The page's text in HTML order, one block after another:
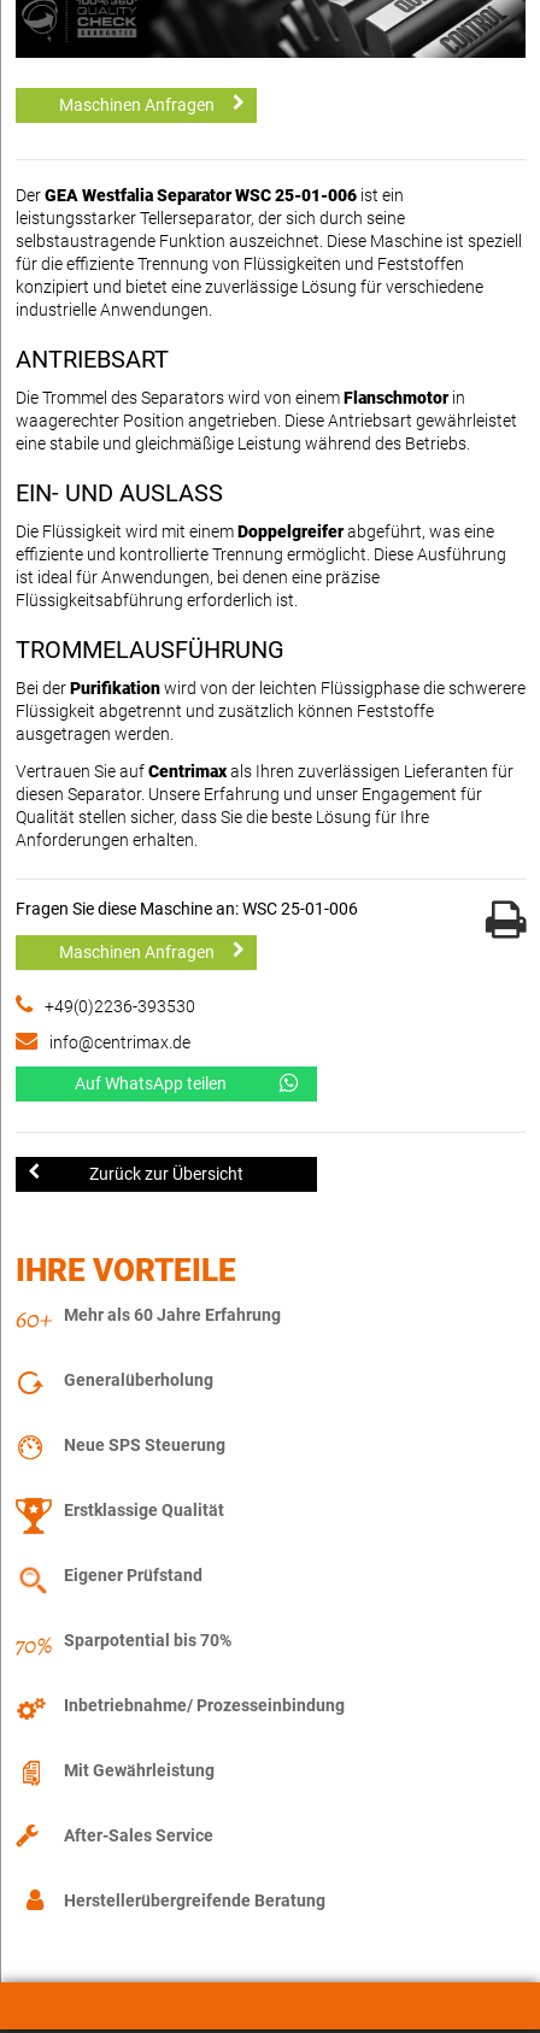
Maschinen Anfragen
DerGEA Westfalia Separator WSC 25-01-006 ist ein
leistungsstarker Tellerseparator, der sich durch seine
selbstaustragende Funktion auszeichnet. Diese Maschine ist speziell
für die effiziente Trennung von Flüssigkeiten und Feststoffen
konzipiert und bietet eine zuverlässige Lösung für verschiedene
industrielle Anwendungen.
ANTRIEBSART
Die Trommel des Separators wird von einemFlanschmotorin
waagerechter Position angetrieben. Diese Antriebsart gewährleistet
eine stabile und gleichmäßige Leistung während des Betriebs.
EIN- UND AUSLASS
Die Flüssigkeit wird mit einemDoppelgreiferabgeführt, was eine
effiziente und kontrollierte Trennung ermöglicht. Diese Ausführung
ist ideal für Anwendungen, bei denen eine präzise
Flüssigkeitsabführung erforderlich ist.
TROMMELAUSFÜHRUNG
Bei derPurifikationwird von der leichten Flüssigphase die schwerere
Flüssigkeit abgetrennt und zusätzlich können Feststoffe
ausgetragen werden.
Vertrauen Sie aufCentrimaxals Ihren zuverlässigen Lieferanten für
diesen Separator. Unsere Erfahrung und unser Engagement für
Qualität stellen sicher, dass Sie die beste Lösung für Ihre
Anforderungen erhalten.
Fragen Sie diese Maschine an: WSC 25-01-006
Maschinen Anfragen
+49(0)2236-393530
info@centrimax.de
Auf WhatsApp teilen
Zurück zur Übersicht
IHRE VORTEILE
Mehr als 60 Jahre Erfahrung
Generalüberholung
Neue SPS Steuerung
Erstklassige Qualität
Eigener Prüfstand
Sparpotential bis 70%
Inbetriebnahme/ Prozesseinbindung
Mit Gewährleistung
After-Sales Service
Herstellerübergreifende Beratung